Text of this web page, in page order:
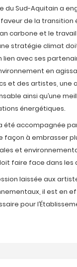
du Sud-Aquitain a
de la transition
carbone et le
stratégie climat
lien avec ses
en
et des artistes, une
ainsi qu’une
énergétiques.
été accompagnée
façon à embrasser
et
faire face dans les
laissée aux
il est en
pour